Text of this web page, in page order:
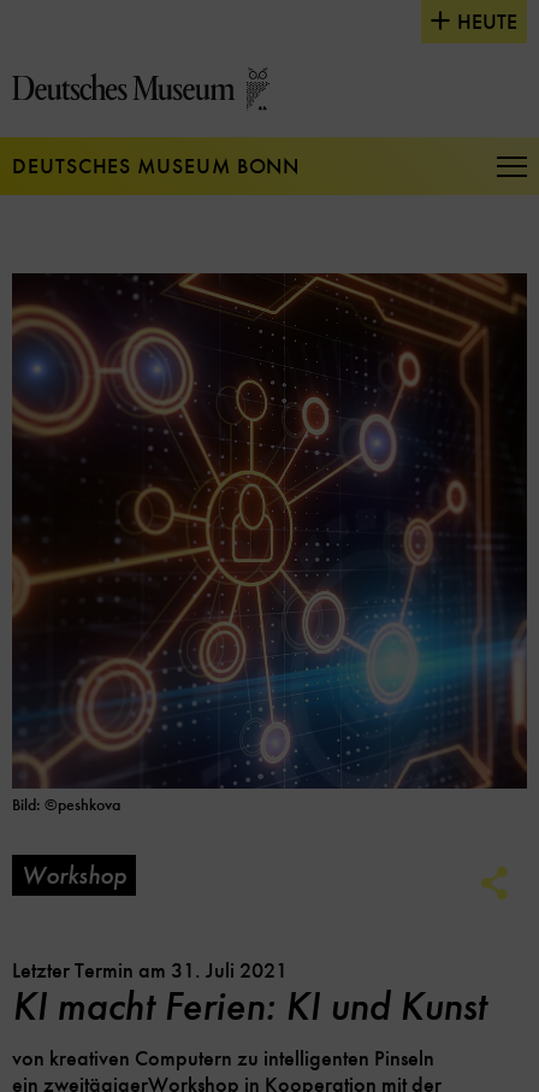
Seiteninhalt
springen
HEUTE
DEUTSCHES MUSEUM BONN
Bild: ©peshkova
Workshop
Letzter Termin am 31. Juli 2021
KI macht Ferien: KI und Kunst
von kreativen Computern zu intelligenten Pinseln
ein zweitägigerWorkshop in Kooperation mit der